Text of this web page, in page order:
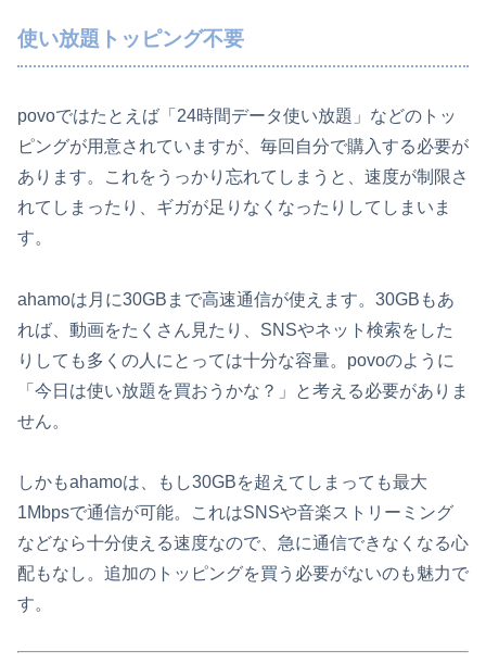
使い放題トッピング不要
povoではたとえば「24時間データ使い放題」などのトッ
ピングが用意されていますが、毎回自分で購入する必要が
あります。これをうっかり忘れてしまうと、速度が制限さ
れてしまったり、ギガが足りなくなったりしてしまいま
す。
ahamoは月に30GBまで高速通信が使えます。30GBもあ
れば、動画をたくさん見たり、SNSやネット検索をした
りしても多くの人にとっては十分な容量。povoのように
「今日は使い放題を買おうかな？」と考える必要がありま
せん。
しかもahamoは、もし30GBを超えてしまっても最大
1Mbpsで通信が可能。これはSNSや音楽ストリーミング
などなら十分使える速度なので、急に通信できなくなる心
配もなし。追加のトッピングを買う必要がないのも魅力で
す。